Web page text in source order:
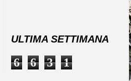
ULTIMA SETTIMANA
6 6 3 1